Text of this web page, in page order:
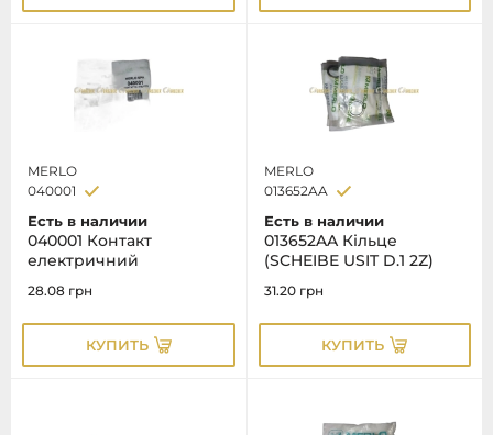
MERLO
040001
Есть в наличии
040001 Контакт
електричний
28.08 грн
КУПИТЬ
MERLO
013652AA
Есть в наличии
013652AA Кільце
(SCHEIBE USIT D.1 2Z)
31.20 грн
КУПИТЬ